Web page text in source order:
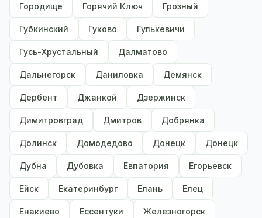
Городище Горячий Ключ Грозный
Губкинский Гуково Гулькевичи
Гусь-Хрустальный Далматово
Дальнегорск Даниловка Демянск
Дербент Джанкой Дзержинск
Димитровград Дмитров Добрянка
Долинск Домодедово Донецк Донецк
Дубна Дубовка Евпатория Егорьевск
Ейск Екатеринбург Елань Елец
Енакиево Ессентуки Железногорск